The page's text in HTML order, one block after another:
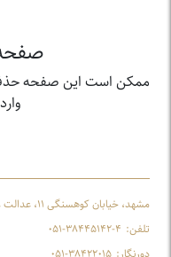
مشهد، خیابان کوهسنگی ۱۱، عدالت ۱۸، پلاک ۹
تلفن: ۰۵۱-۳۸۴۴۵۱۴۲-۴
دورنگار: ۰۵۱-۳۸۴۲۲۰۱۵